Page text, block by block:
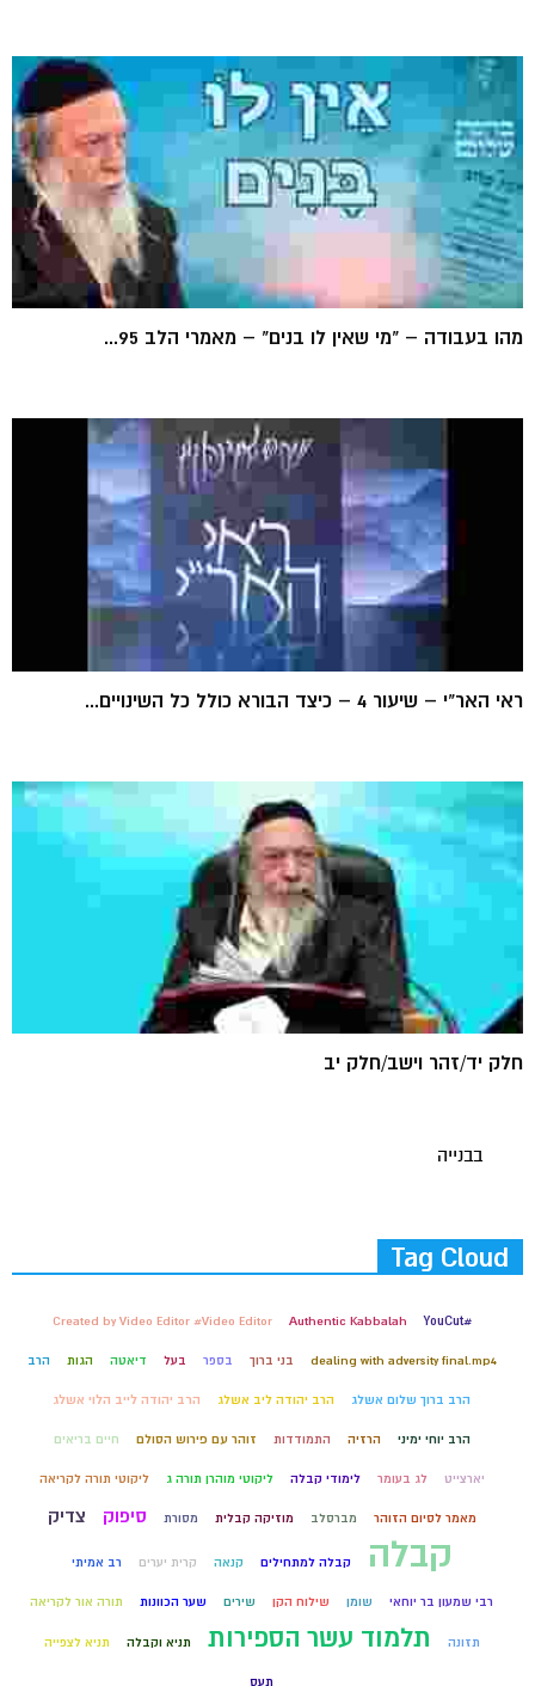
מהו בעבודה – "מי שאין לו בנים" – מאמרי הלב 95...
ראי האר"י – שיעור 4 – כיצד הבורא כולל כל השינויים...
חלק יד/זהר וישב/חלק יב
בבנייה
Tag Cloud
#YouCut
Authentic Kabbalah
Created by Video Editor #Video Editor
dealing with adversity final.mp4 בני ברוך בספר בעל דיאטה הגות הרב
הרב ברוך שלום אשלג הרב יהודה ליב אשלג הרב יהודה לייב הלוי אשלג
הרב יוחי ימיני הרזיה התמודדות זוהר עם פירוש הסולם חיים בריאים
יארצייט לג בעומר לימודי קבלה ליקוטי מוהרן תורה ג ליקוטי תורה לקריאה
מאמר לסיום הזוהר מברסלב מוזיקה קבלית מסורת סיפוק צדיק
קבלה קבלה למתחילים קנאה קרית יערים רב אמיתי
רבי שמעון בר יוחאי שומן שילוח הקן שירים שער הכוונות תורה אור לקריאה
תזונה תלמוד עשר הספירות תניא וקבלה תניא לצפייה
תעס